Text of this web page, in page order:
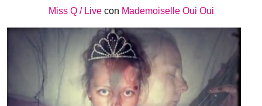
Miss Q / Livecon Mademoiselle Oui Oui